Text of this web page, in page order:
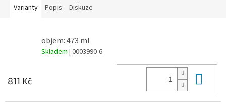
Varianty Popis Diskuze
objem: 473 ml
Skladem | 0003990-6
811 Kč